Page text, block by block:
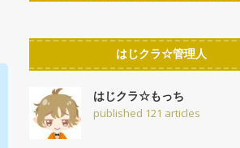
はじクラ☆管理人
はじクラ☆もっち
published 121 articles